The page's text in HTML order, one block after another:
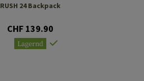
RUSH 24 Backpack
CHF 139.90
Lagernd